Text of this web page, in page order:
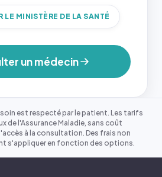
LE MINISTÈRE DE LA SANTÉ
un médecin
est respecté par le patient. Les tarifs
de l'Assurance Maladie, sans coût
à la consultation. Des frais non
s'appliquer en fonction des options.